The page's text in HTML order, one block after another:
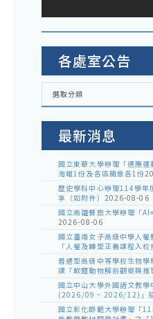
各處室公告
各
室
選取分類
最新消息
國立東華大學辦理「適應
海報1份及各區簡章各1份
歷史學科中心辦理114學年
享（如附件） 2026-08-06
國立高雄餐旅大學辦理「
2026-08-06
國立臺南女子高級中學人
「人權及轉型正義課程入
普通型高級中等學校生物
課「軟體動物解剖觀察與
國立中山大學外國語文教
(2026/09 ~ 2026/12)」
國立彰化師範大學辦理「